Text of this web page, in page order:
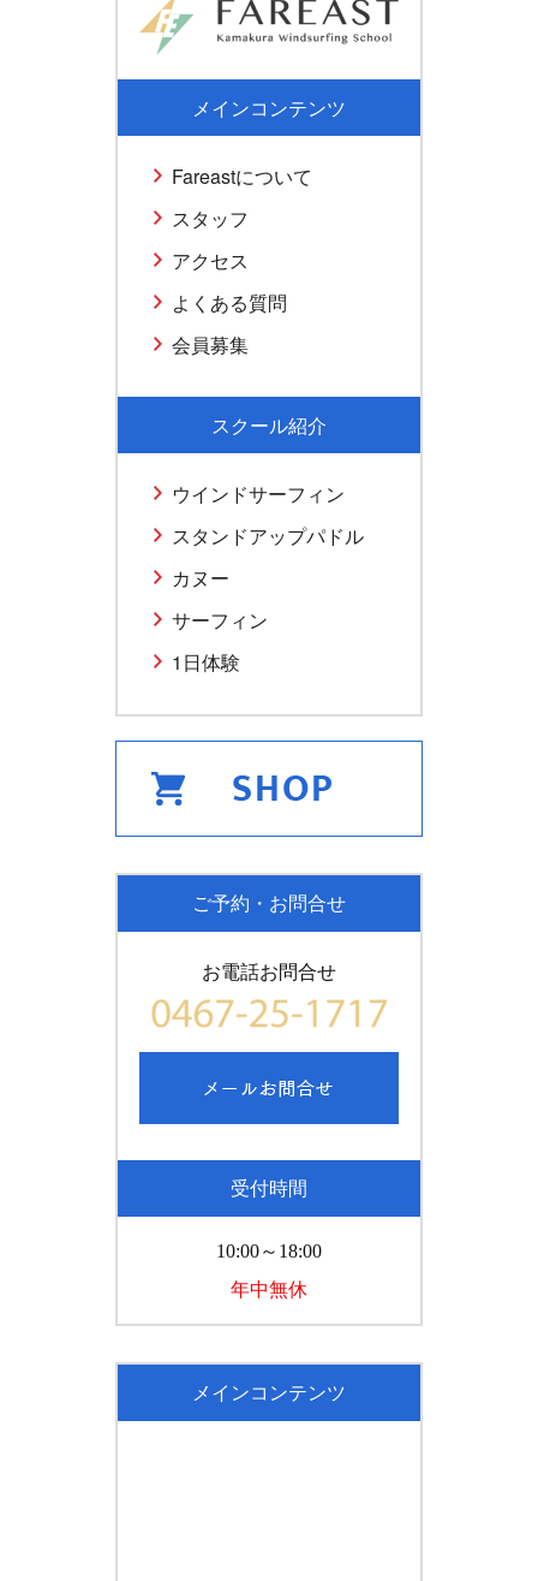
メインコンテンツ
Fareastについて
スタッフ
アクセス
よくある質問
会員募集
スクール紹介
ウインドサーフィン
スタンドアップパドル
カヌー
サーフィン
1日体験
ご予約・お問合せ
お電話お問合せ
受付時間
10:00～18:00
年中無休
メインコンテンツ